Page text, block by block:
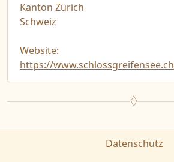
Kanton Zürich
Schweiz
Website:
https://www.schlossgreifensee.ch
Datenschutz